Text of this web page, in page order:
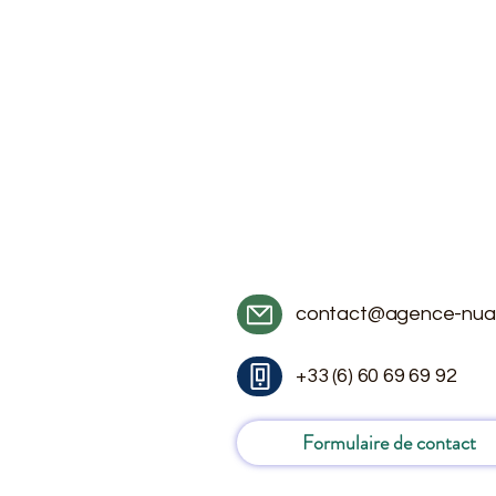
contact@agence-
+33 (6) 60 69 69 92
Formulaire de contact